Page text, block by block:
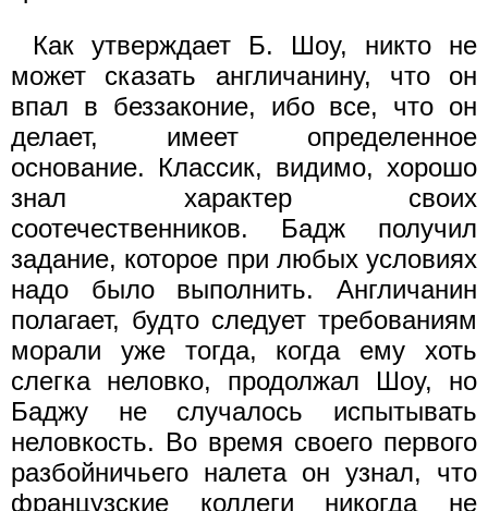
Как утверждает Б. Шоу, никто не
может сказать англичанину, что он
впал в беззаконие, ибо все, что он
делает, имеет определенное
основание. Классик, видимо, хорошо
знал характер своих
соотечественников. Бадж получил
задание, которое при любых условиях
надо было выполнить. Англичанин
полагает, будто следует требованиям
морали уже тогда, когда ему хоть
слегка неловко, продолжал Шоу, но
Баджу не случалось испытывать
неловкость. Во время своего первого
разбойничьего налета он узнал, что
французские коллеги никогда не